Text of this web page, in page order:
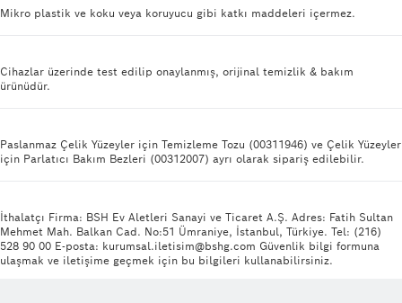
Mikro plastik ve koku veya koruyucu gibi katkı maddeleri içermez.
Cihazlar üzerinde test edilip onaylanmış, orijinal temizlik & bakım
ürünüdür.
Paslanmaz Çelik Yüzeyler için Temizleme Tozu (00311946) ve Çelik Yüzeyler
için Parlatıcı Bakım Bezleri (00312007) ayrı olarak sipariş edilebilir.
İthalatçı Firma: BSH Ev Aletleri Sanayi ve Ticaret A.Ş. Adres: Fatih Sultan
Mehmet Mah. Balkan Cad. No:51 Ümraniye, İstanbul, Türkiye. Tel: (216)
528 90 00 E-posta: kurumsal.iletisim@bshg.com Güvenlik bilgi formuna
ulaşmak ve iletişime geçmek için bu bilgileri kullanabilirsiniz.